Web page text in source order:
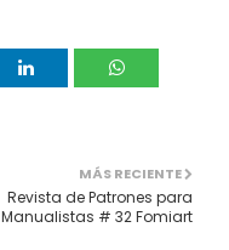
MÁS RECIENTE
Revista de Patrones para
Manualistas # 32 Fomiart